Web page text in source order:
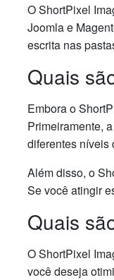
O ShortPixel
Joomla e
escrita nas
Quais
Embora o
Primeiramente,
diferentes níveis
Além disso, o
Se você atingir
Quais
O ShortPixel
você deseja